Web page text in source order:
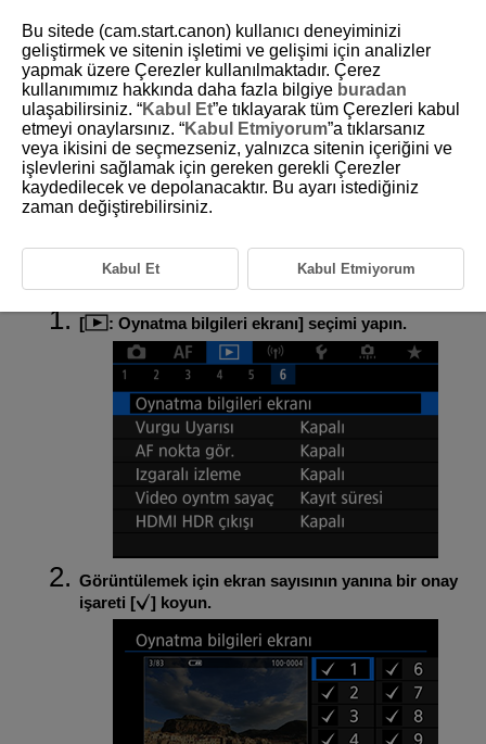
D180-164
Oynatma Bilgileri Ekranını
Özelleştirme
Histogram
Ekranları ve görüntü oynatması sırasında görüntülenecek bilgileri
belirleyebilirsiniz.
[ : Oynatma bilgileri ekranı] seçimi yapın.
Görüntülemek için ekran sayısının yanına bir onay
işareti [
] koyun.
Bu sitede (cam.start.canon) kullanıcı deneyiminizi
geliştirmek ve sitenin işletimi ve gelişimi için analizler
yapmak üzere Çerezler kullanılmaktadır. Çerez
kullanımımız hakkında daha fazla bilgiye buradan
ulaşabilirsiniz. “Kabul Et”e tıklayarak tüm Çerezleri kabul
etmeyi onaylarsınız. “Kabul Etmiyorum”a tıklarsanız
veya ikisini de seçmezseniz, yalnızca sitenin içeriğini ve
işlevlerini sağlamak için gereken gerekli Çerezler
kaydedilecek ve depolanacaktır. Bu ayarı istediğiniz
zaman değiştirebilirsiniz.
Kabul Et Kabul Etmiyorum